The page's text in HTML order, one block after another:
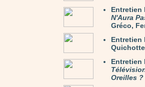
Entretien
N'Aura
Gréco,
Entretien
Entretien
Oreilles ?